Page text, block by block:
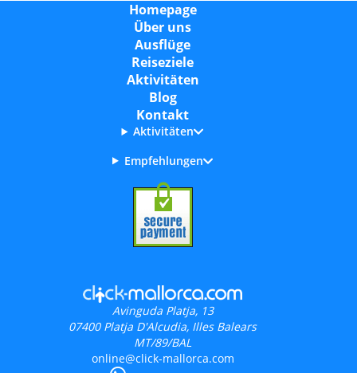
Homepage
Über uns
Ausflüge
Reiseziele
Aktivitäten
Blog
Kontakt
Aktivitäten
Empfehlungen
Avinguda Platja, 13
07400 Platja D'Alcudia, Illes Balears
MT/89/BAL
online@click-mallorca.com